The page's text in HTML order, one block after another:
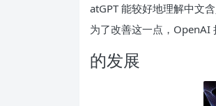
atGPT 能较好地理解中文
为了改善这一点，OpenAI
的发展